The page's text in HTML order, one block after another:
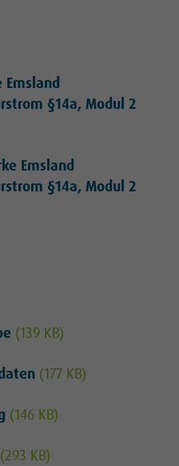
§14a, Modul 2
Emsland
§14a, Modul 2
(139 KB)
(177 KB)
(146 KB)
(293 KB)